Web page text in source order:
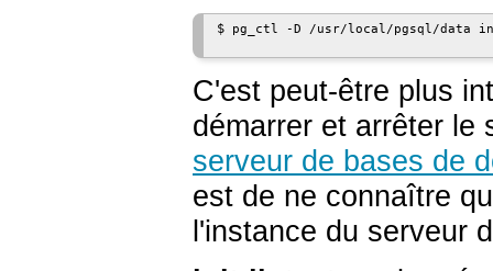
$ pg_ctl -D /usr/local/pgsql/data
C'est peut-être plus
démarrer et arrêter le
serveur de bases de
est de ne connaître
l'instance du serveur